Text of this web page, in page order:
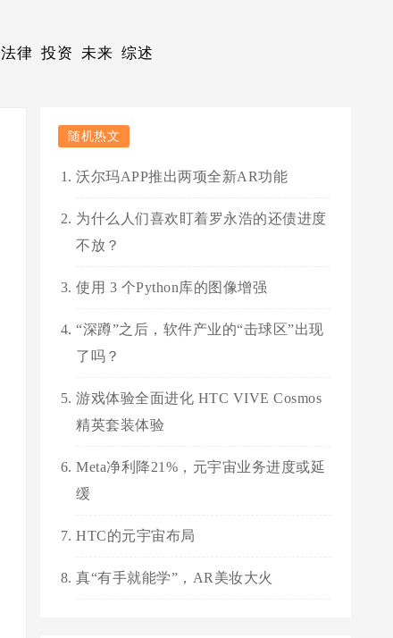
法律 投资 未来 综述
随机热文
沃尔玛APP推出两项全新AR功能
为什么人们喜欢盯着罗永浩的还债进度
不放？
使用 3 个Python库的图像增强
“深蹲”之后，软件产业的“击球区”出现
了吗？
游戏体验全面进化 HTC VIVE Cosmos
精英套装体验
Meta净利降21%，元宇宙业务进度或延
缓
HTC的元宇宙布局
真“有手就能学”，AR美妆大火